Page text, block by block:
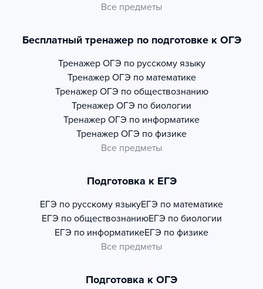
Все предметы
Бесплатный тренажер по подготовке к ОГЭ
Тренажер ОГЭ по русскому языку
Тренажер ОГЭ по математике
Тренажер ОГЭ по обществознанию
Тренажер ОГЭ по биологии
Тренажер ОГЭ по информатике
Тренажер ОГЭ по физике
Все предметы
Подготовка к ЕГЭ
ЕГЭ по русскому языкуЕГЭ по математике
ЕГЭ по обществознаниюЕГЭ по биологии
ЕГЭ по информатикеЕГЭ по физике
Все предметы
Подготовка к ОГЭ